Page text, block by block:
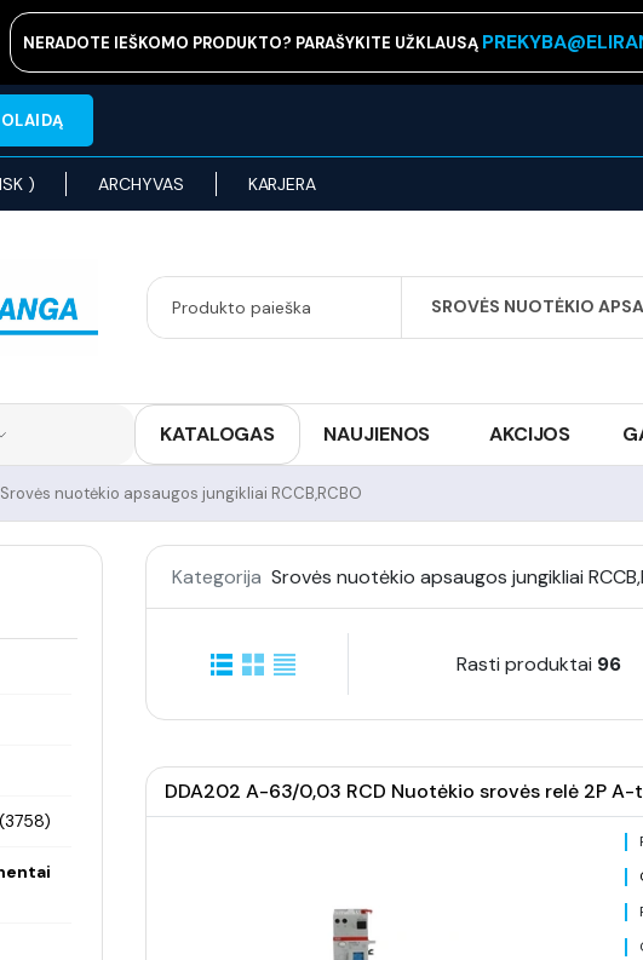
NERADOTE IEŠKOMO PRODUKTO? PARAŠYKITE UŽKLAUSĄ
) ARCHYVAS KARJERA
SROVĖS NUOTĖKIO
SEARCH
KATALOGAS NAUJIENOS AKCIJOS
Srovės nuotėkio apsaugos jungikliai RCCB,RCBO
Kategorija Srovės nuotėkio apsaugos jungikliai
Rasti produktai 96
DDA202 A-63/0,03 RCD Nuotėkio srovės relė 2P A-